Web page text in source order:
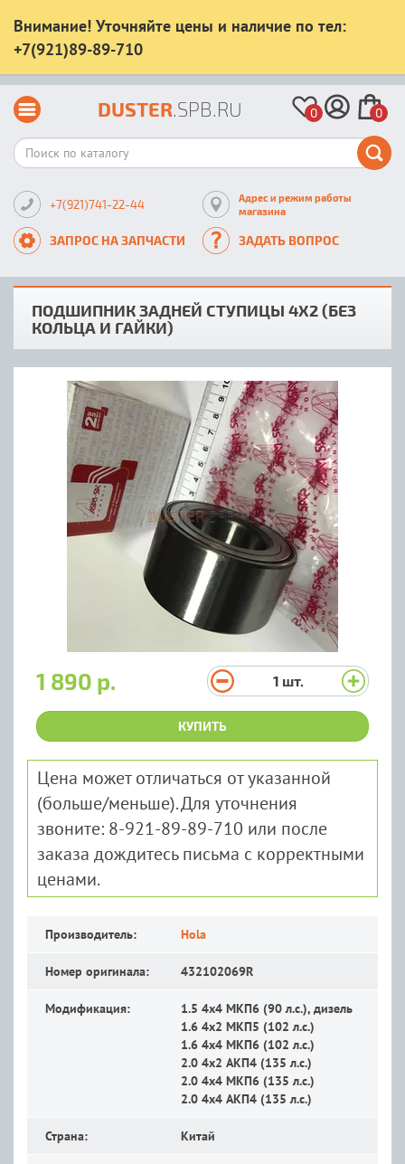
Внимание! Уточняйте цены и наличие по тел:
+7(921)89-89-710
DUSTER.SPB.RU 0 0
+7(921)741-22-44
Адрес и режим работы
магазина
ЗАПРОС НА ЗАПЧАСТИ ЗАДАТЬ ВОПРОС
ПОДШИПНИК ЗАДНЕЙ СТУПИЦЫ 4X2 (БЕЗ
КОЛЬЦА И ГАЙКИ)
1 890 р. 1 шт.
КУПИТЬ
Цена может отличаться от указанной
(больше/меньше). Для уточнения
звоните: 8-921-89-89-710 или после
заказа дождитесь письма с корректными
ценами.
Производитель: Hola
Номер оригинала: 432102069R
Модификация:
1.5 4x4 MКП6 (90 л.с.), дизель
1.6 4x2 MКП5 (102 л.с.)
1.6 4x4 MКП6 (102 л.с.)
2.0 4x2 АКП4 (135 л.с.)
2.0 4x4 MКП6 (135 л.с.)
2.0 4x4 АКП4 (135 л.с.)
Страна: Китай